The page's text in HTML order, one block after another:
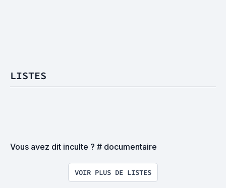
LISTES
Vous avez dit inculte ? # documentaire
VOIR PLUS DE LISTES